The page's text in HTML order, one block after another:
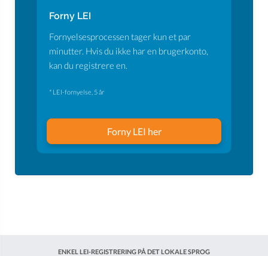
Forny LEI
Fornyelsesprocessen tager kun et par
minutter. Hvis du ikke har en brugerkonto,
kan du registrere en.
* LEI-fornyelse, 5 år
Forny LEI her
ENKEL LEI-REGISTRERING PÅ DET LOKALE SPROG